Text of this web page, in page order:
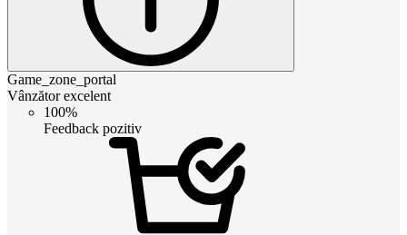
Game_zone_portal
Vânzător excelent
100%
Feedback pozitiv